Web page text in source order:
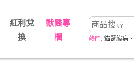
紅利兌
換
獸醫專
欄
熱門: 貓腎臟病 、